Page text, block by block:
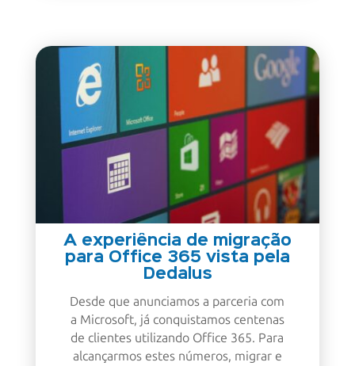
A experiência de migração
para Office 365 vista pela
Dedalus
Desde que anunciamos a parceria com
a Microsoft, já conquistamos centenas
de clientes utilizando Office 365. Para
alcançarmos estes números, migrar e